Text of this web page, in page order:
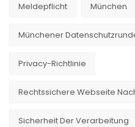
Meldepflicht München
Münchener
Privacy-Richtlinie
Rechtssichere Webseite
Sicherheit Der Verarbeitung